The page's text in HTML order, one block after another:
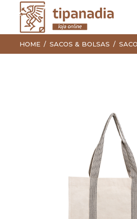
HOME SACOS & BOLSAS